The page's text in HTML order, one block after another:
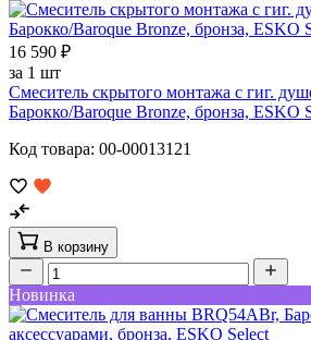
16 590 ₽
за 1 шт
Смеситель скрытого монтажа с гиг.
Барокко/Baroque Bronze, бронза, ESKO
Код товара: 00-00013121
В корзину
Новинка